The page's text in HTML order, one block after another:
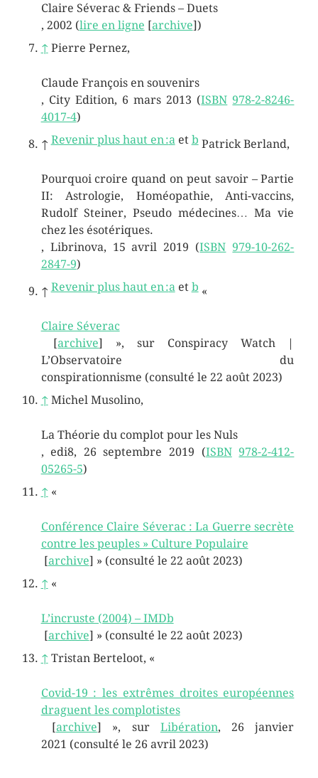
Claire Séverac & Friends – Duets
, 2002 (lire en ligne [archive])
↑ Pierre Pernez,
Claude François en souvenirs
, City Edition, 6 mars 2013 (ISBN 978-2-8246-
4017-4)
↑Revenir plus haut en :a et b PatrickBerland,
Pourquoi croire quand on peut savoir – Partie
II: Astrologie, Homéopathie, Anti-vaccins,
Rudolf Steiner, Pseudo médecines… Ma vie
chez les ésotériques.
, Librinova, 15 avril 2019 (ISBN 979-10-262-
2847-9)
↑Revenir plus haut en :aet b «
Claire Séverac
[archive] », sur Conspiracy Watch |
L’Observatoire du
conspirationnisme (consulté le 22 août 2023)
↑ Michel Musolino,
La Théorie du complot pour les Nuls
, edi8, 26 septembre 2019 (ISBN 978-2-412-
05265-5)
↑ «
Conférence Claire Séverac : La Guerre secrète
contre les peuples » Culture Populaire
[archive] » (consulté le 22 août 2023)
↑ «
L’incruste (2004) – IMDb
[archive] » (consulté le 22 août 2023)
↑ Tristan Berteloot, «
Covid-19 : les extrêmes droites européennes
draguent les complotistes
[archive] », sur Libération,26 janvier
2021 (consulté le 26 avril 2023)